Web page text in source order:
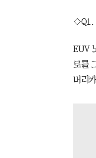
◇Q1.
EUV
로를
머리